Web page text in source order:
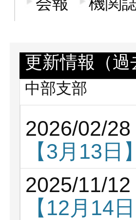
更新情報（
中部支部
2026/02/28
【3月13日】
2025/11/12
【12月14日